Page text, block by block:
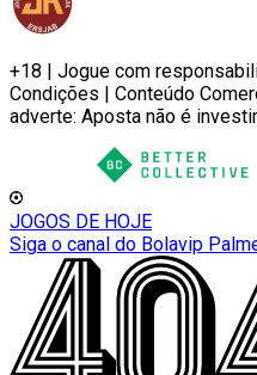
+18 | Jogue com
Condições | Conteúdo
adverte: Aposta não é
JOGOS DE HOJE
Siga o canal do Bolavip